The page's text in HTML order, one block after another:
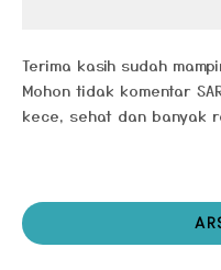
Terima kasih sudah
Mohon tidak komentar
kece, sehat dan banyak